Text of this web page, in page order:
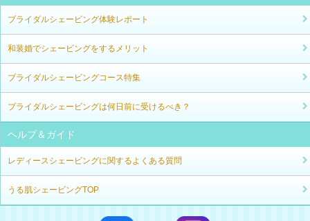
ブライダルシェービング体験レポート
和装婚でシェービングをするメリット
ブライダルシェービングコース特集
ブライダルシェービングは何日前に受けるべき？
ヘルプ＆ガイド
レディースシェービングに関するよくある質問
うる肌シェービングTOP